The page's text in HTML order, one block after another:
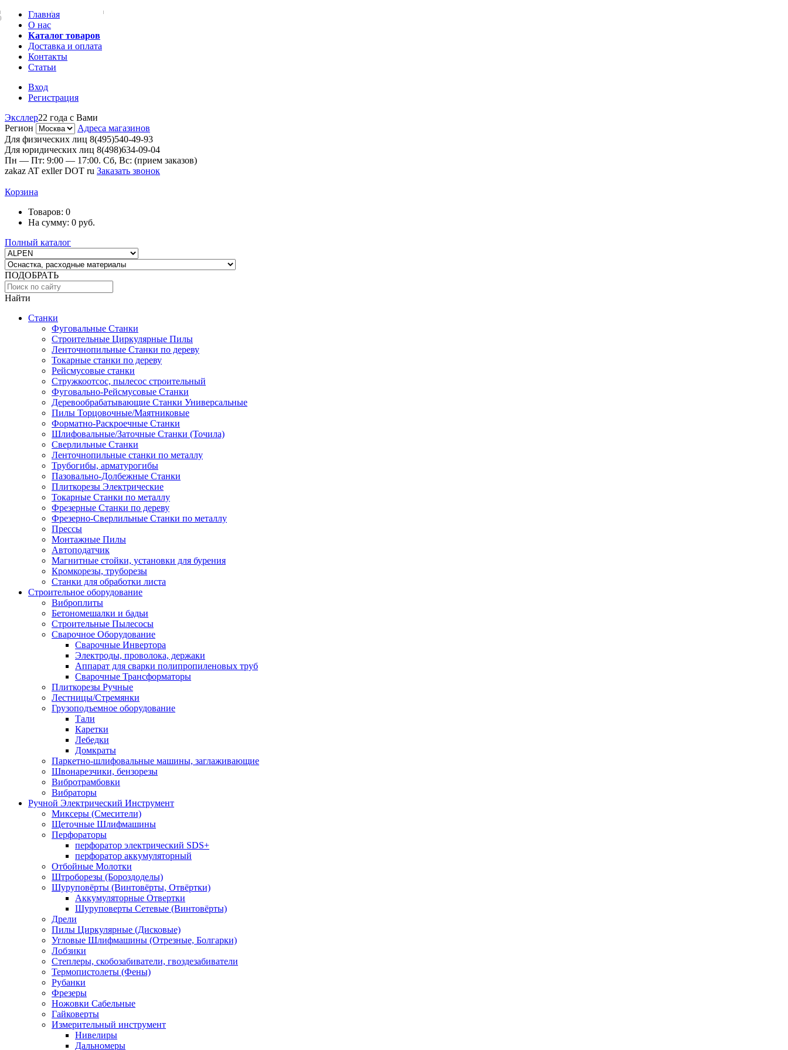
Главная
О нас
Каталог товаров
Доставка и оплата
Контакты
Статьи
Вход
Регистрация
Эксллер22 года с Вами
Регион
Адреса магазинов
Для физических лиц 8(495)540-49-93
Для юридических лиц 8(498)634-09-04
Пн — Пт: 9:00 — 17:00. Сб, Вс: (прием заказов)
zakaz AT exller DOT ru Заказать звонок
Корзина
Товаров: 0
На сумму: 0 руб.
Полный каталог
ПОДОБРАТЬ
Найти
Станки
Фуговальные Станки
Строительные Циркулярные Пилы
Ленточнопильные Станки по дереву
Токарные станки по дереву
Рейсмусовые станки
Стружкоотсос, пылесос строительный
Фуговально-Рейсмусовые Станки
Деревообрабатывающие Станки Универсальные
Пилы Торцовочные/Маятниковые
Форматно-Раскроечные Станки
Шлифовальные/Заточные Станки (Точила)
Сверлильные Станки
Ленточнопильные станки по металлу
Трубогибы, арматурогибы
Пазовально-Долбежные Станки
Плиткорезы Электрические
Токарные Станки по металлу
Фрезерные Станки по дереву
Фрезерно-Сверлильные Станки по металлу
Прессы
Монтажные Пилы
Автоподатчик
Магнитные стойки, установки для бурения
Кромкорезы, труборезы
Станки для обработки листа
Строительное оборудование
Виброплиты
Бетономешалки и бадьи
Строительные Пылесосы
Сварочное Оборудование
Сварочные Инвертора
Электроды, проволока, держаки
Аппарат для сварки полипропиленовых труб
Сварочные Трансформаторы
Плиткорезы Ручные
Лестницы/Стремянки
Грузоподъемное оборудование
Тали
Каретки
Лебедки
Домкраты
Паркетно-шлифовальные машины, заглаживающие
Швонарезчики, бензорезы
Вибротрамбовки
Вибраторы
Ручной Электрический Инструмент
Миксеры (Смесители)
Щеточные Шлифмашины
Перфораторы
перфоратор электрический SDS+
перфоратор аккумуляторный
Отбойные Молотки
Штроборезы (Бороздоделы)
Шуруповёрты (Винтовёрты, Отвёртки)
Аккумуляторные Отвертки
Шуруповерты Сетевые (Винтовёрты)
Дрели
Пилы Циркулярные (Дисковые)
Угловые Шлифмашины (Отрезные, Болгарки)
Лобзики
Степлеры, скобозабиватели, гвоздезабиватели
Термопистолеты (Фены)
Рубанки
Фрезеры
Ножовки Сабельные
Гайковерты
Измерительный инструмент
Нивелиры
Дальномеры